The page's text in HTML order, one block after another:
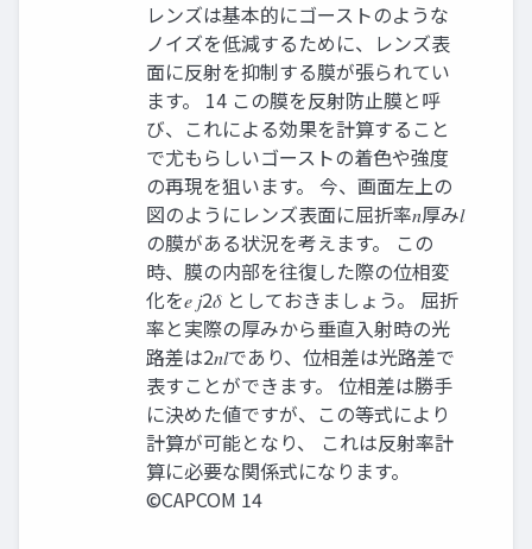
レンズは基本的にゴーストのような
ノイズを低減するために、レンズ表
面に反射を抑制する膜が張られてい
ます。 14 この膜を反射防止膜と呼
び、これによる効果を計算すること
で尤もらしいゴーストの着色や強度
の再現を狙います。 今、画面左上の
図のようにレンズ表面に屈折率𝑛厚み𝑙
の膜がある状況を考えます。 この
時、膜の内部を往復した際の位相変
化を𝑒 𝑗2𝛿 としておきましょう。 屈折
率と実際の厚みから垂直入射時の光
路差は2𝑛𝑙であり、位相差は光路差で
表すことができます。 位相差は勝手
に決めた値ですが、この等式により
計算が可能となり、 これは反射率計
算に必要な関係式になります。
©CAPCOM 14